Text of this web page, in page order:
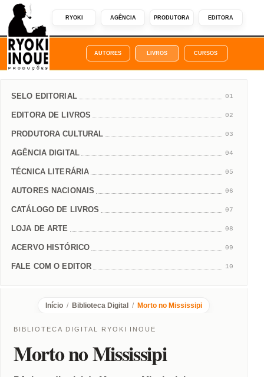
RYOKI AGÊNCIA PRODUTORA EDITORA
AUTORES LIVROS CURSOS
SELO EDITORIAL 01
EDITORA DE LIVROS 02
PRODUTORA CULTURAL 03
AGÊNCIA DIGITAL 04
TÉCNICA LITERÁRIA 05
AUTORES NACIONAIS 06
CATÁLOGO DE LIVROS 07
LOJA DE ARTE 08
ACERVO HISTÓRICO 09
FALE COM O EDITOR 10
Início / Biblioteca Digital / Morto no Mississipi
BIBLIOTECA DIGITAL RYOKI INOUE
Morto no Mississipi